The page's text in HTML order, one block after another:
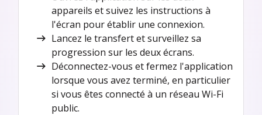
appareils et suivez les instructions à
l'écran pour établir une connexion.
Lancez le transfert et surveillez sa
progression sur les deux écrans.
Déconnectez-vous et fermez l'application
lorsque vous avez terminé, en particulier
si vous êtes connecté à un réseau Wi-Fi
public.